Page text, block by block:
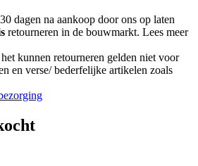
dagen na aankoop door ons op laten
retourneren in de bouwmarkt. Lees meer
kunnen retourneren gelden niet voor
en verse/ bederfelijke artikelen zoals